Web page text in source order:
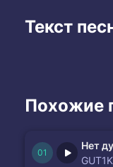
Текст
Похожие
Нет
GUT1K